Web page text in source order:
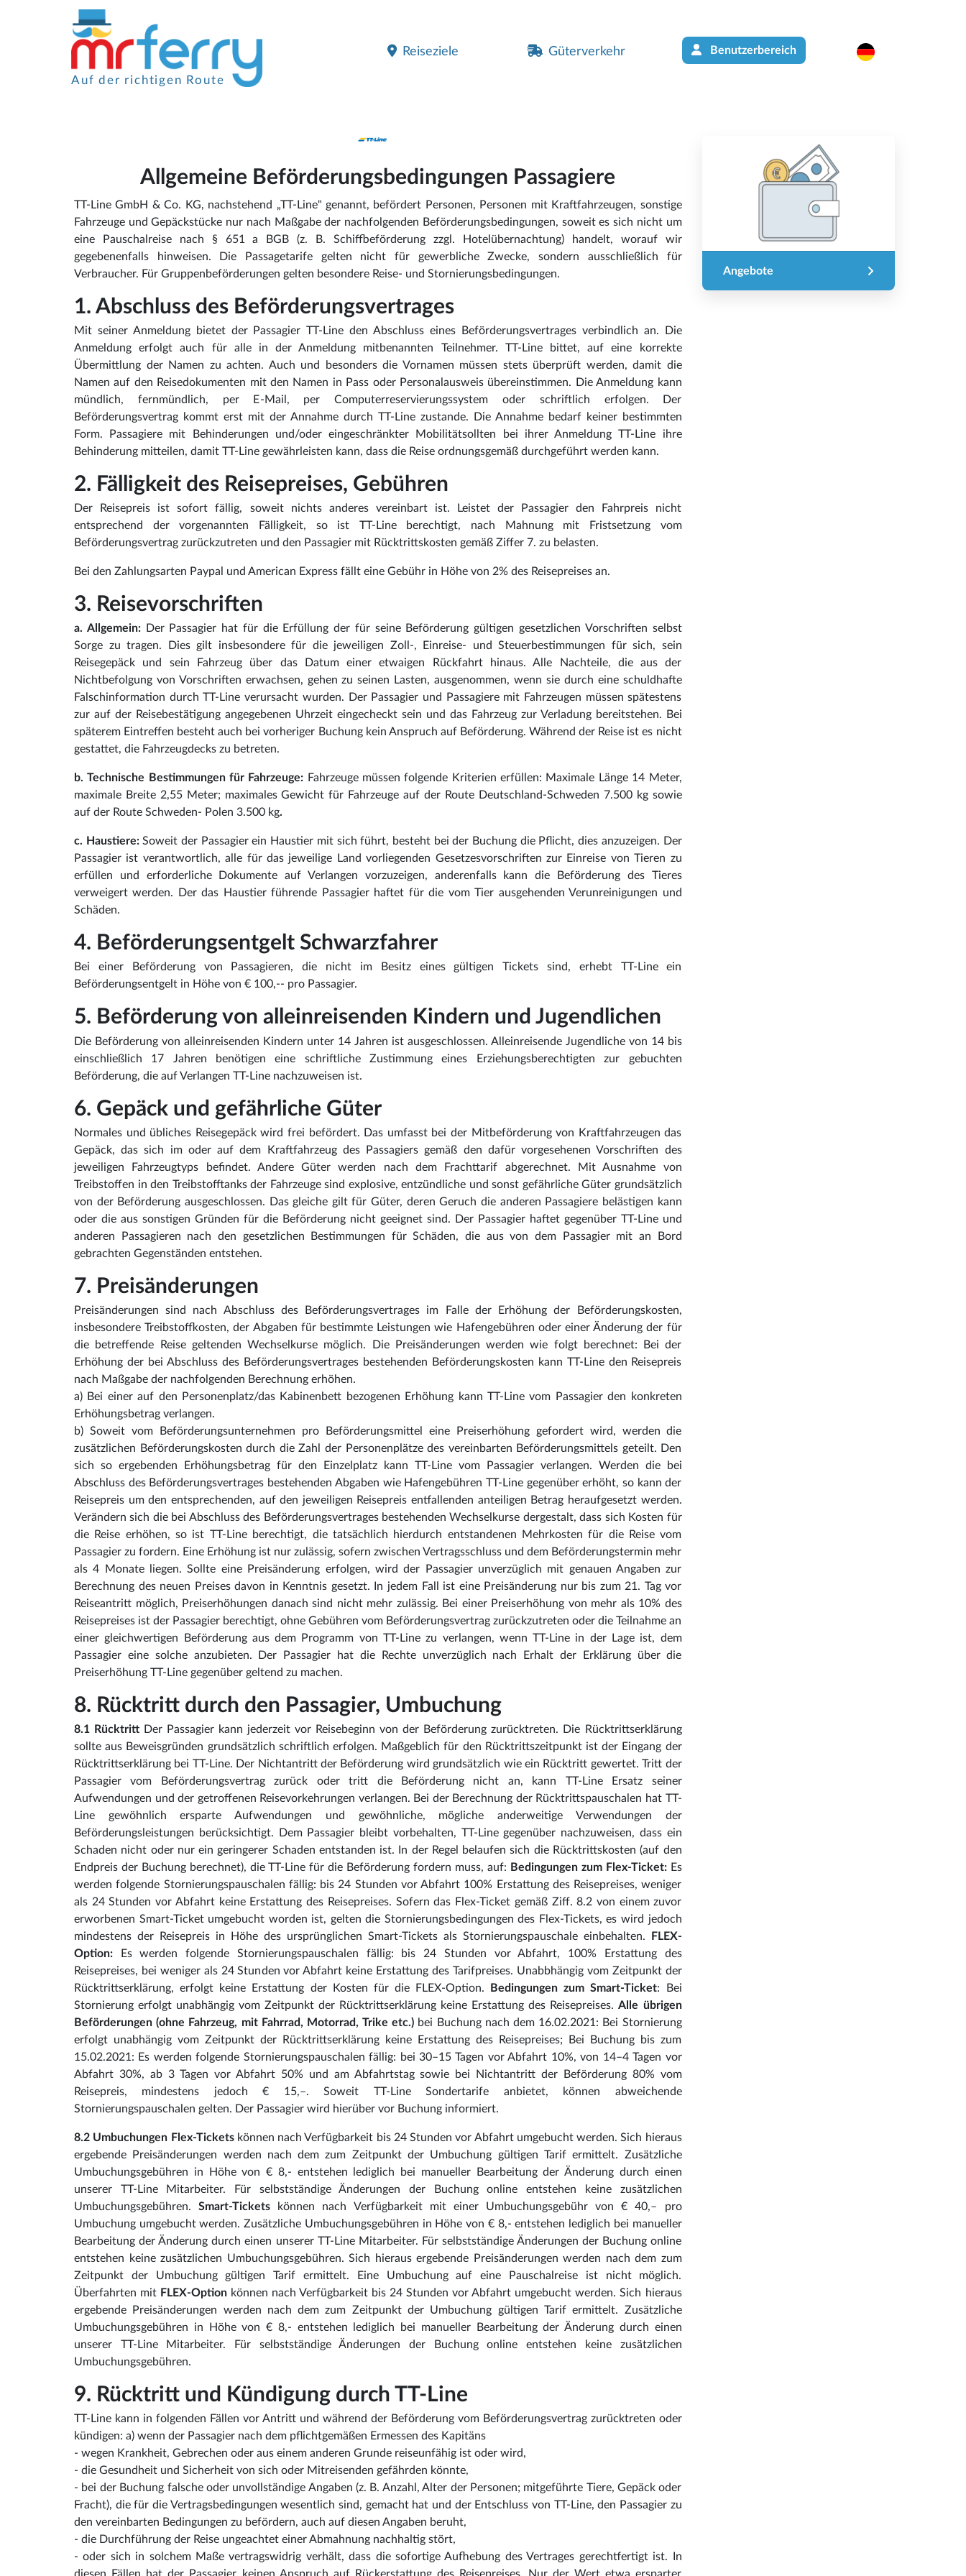
Auf der richtigen Route
Reiseziele Güterverkehr Benutzerbereich
Allgemeine Beförderungsbedingungen Passagiere
TT-Line GmbH & Co. KG, nachstehend „TT-Line" genannt, befördert Personen, Personen mit Kraftfahrzeugen, sonstige
Fahrzeuge und Gepäckstücke nur nach Maßgabe der nachfolgenden Beförderungsbedingungen, soweit es sich nicht um
eine Pauschalreise nach § 651 a BGB (z. B. Schiffbeförderung zzgl. Hotelübernachtung) handelt, worauf wir
gegebenenfalls hinweisen. Die Passagetarife gelten nicht für gewerbliche Zwecke, sondern ausschließlich für
Verbraucher. Für Gruppenbeförderungen gelten besondere Reise- und Stornierungsbedingungen.
1. Abschluss des Beförderungsvertrages
Mit seiner Anmeldung bietet der Passagier TT-Line den Abschluss eines Beförderungsvertrages verbindlich an. Die
Anmeldung erfolgt auch für alle in der Anmeldung mitbenannten Teilnehmer. TT-Line bittet, auf eine korrekte
Übermittlung der Namen zu achten. Auch und besonders die Vornamen müssen stets überprüft werden, damit die
Namen auf den Reisedokumenten mit den Namen in Pass oder Personalausweis übereinstimmen. Die Anmeldung kann
mündlich, fernmündlich, per E-Mail, per Computerreservierungssystem oder schriftlich erfolgen. Der
Beförderungsvertrag kommt erst mit der Annahme durch TT-Line zustande. Die Annahme bedarf keiner bestimmten
Form. Passagiere mit Behinderungen und/oder eingeschränkter Mobilitätsollten bei ihrer Anmeldung TT-Line ihre
Behinderung mitteilen, damit TT-Line gewährleisten kann, dass die Reise ordnungsgemäß durchgeführt werden kann.
2. Fälligkeit des Reisepreises, Gebühren
Der Reisepreis ist sofort fällig, soweit nichts anderes vereinbart ist. Leistet der Passagier den Fahrpreis nicht
entsprechend der vorgenannten Fälligkeit, so ist TT-Line berechtigt, nach Mahnung mit Fristsetzung vom
Beförderungsvertrag zurückzutreten und den Passagier mit Rücktrittskosten gemäß Ziffer 7. zu belasten.
Bei den Zahlungsarten Paypal und American Express fällt eine Gebühr in Höhe von 2% des Reisepreises an.
3. Reisevorschriften
a. Allgemein:
Der Passagier hat für die Erfüllung der für seine Beförderung gültigen gesetzlichen Vorschriften selbst
Sorge zu tragen. Dies gilt insbesondere für die jeweiligen Zoll-, Einreise- und Steuerbestimmungen für sich, sein
Reisegepäck und sein Fahrzeug über das Datum einer etwaigen Rückfahrt hinaus. Alle Nachteile, die aus der
Nichtbefolgung von Vorschriften erwachsen, gehen zu seinen Lasten, ausgenommen, wenn sie durch eine schuldhafte
Falschinformation durch TT-Line verursacht wurden. Der Passagier und Passagiere mit Fahrzeugen müssen spätestens
zur auf der Reisebestätigung angegebenen Uhrzeit eingecheckt sein und das Fahrzeug zur Verladung bereitstehen. Bei
späterem Eintreffen besteht auch bei vorheriger Buchung kein Anspruch auf Beförderung. Während der Reise ist es nicht
gestattet, die Fahrzeugdecks zu betreten.
b. Technische Bestimmungen für Fahrzeuge: Fahrzeuge müssen folgende Kriterien erfüllen: Maximale Länge 14 Meter,
maximale Breite 2,55 Meter; maximales Gewicht für Fahrzeuge auf der Route Deutschland-Schweden 7.500 kg sowie
auf der Route Schweden- Polen 3.500 kg.
c. Haustiere:Soweit der Passagier ein Haustier mit sich führt, besteht bei der Buchung die Pflicht, dies anzuzeigen. Der
Passagier ist verantwortlich, alle für das jeweilige Land vorliegenden Gesetzesvorschriften zur Einreise von Tieren zu
erfüllen und erforderliche Dokumente auf Verlangen vorzuzeigen, anderenfalls kann die Beförderung des Tieres
verweigert werden. Der das Haustier führende Passagier haftet für die vom Tier ausgehenden Verunreinigungen und
Schäden.
4. Beförderungsentgelt Schwarzfahrer
Bei einer Beförderung von Passagieren, die nicht im Besitz eines gültigen Tickets sind, erhebt TT-Line ein
Beförderungsentgelt in Höhe von € 100,-- pro Passagier.
5. Beförderung von alleinreisenden Kindern und Jugendlichen
Die Beförderung von alleinreisenden Kindern unter 14 Jahren ist ausgeschlossen. Alleinreisende Jugendliche von 14 bis
einschließlich 17 Jahren benötigen eine schriftliche Zustimmung eines Erziehungsberechtigten zur gebuchten
Beförderung, die auf Verlangen TT-Line nachzuweisen ist.
6. Gepäck und gefährliche Güter
Normales und übliches Reisegepäck wird frei befördert. Das umfasst bei der Mitbeförderung von Kraftfahrzeugen das
Gepäck, das sich im oder auf dem Kraftfahrzeug des Passagiers gemäß den dafür vorgesehenen Vorschriften des
jeweiligen Fahrzeugtyps befindet. Andere Güter werden nach dem Frachttarif abgerechnet. Mit Ausnahme von
Treibstoffen in den Treibstofftanks der Fahrzeuge sind explosive, entzündliche und sonst gefährliche Güter grundsätzlich
von der Beförderung ausgeschlossen. Das gleiche gilt für Güter, deren Geruch die anderen Passagiere belästigen kann
oder die aus sonstigen Gründen für die Beförderung nicht geeignet sind. Der Passagier haftet gegenüber TT-Line und
anderen Passagieren nach den gesetzlichen Bestimmungen für Schäden, die aus von dem Passagier mit an Bord
gebrachten Gegenständen entstehen.
7. Preisänderungen
Preisänderungen sind nach Abschluss des Beförderungsvertrages im Falle der Erhöhung der Beförderungskosten,
insbesondere Treibstoffkosten, der Abgaben für bestimmte Leistungen wie Hafengebühren oder einer Änderung der für
die betreffende Reise geltenden Wechselkurse möglich. Die Preisänderungen werden wie folgt berechnet: Bei der
Erhöhung der bei Abschluss des Beförderungsvertrages bestehenden Beförderungskosten kann TT-Line den Reisepreis
nach Maßgabe der nachfolgenden Berechnung erhöhen.
a) Bei einer auf den Personenplatz/das Kabinenbett bezogenen Erhöhung kann TT-Line vom Passagier den konkreten
Erhöhungsbetrag verlangen.
b) Soweit vom Beförderungsunternehmen pro Beförderungsmittel eine Preiserhöhung gefordert wird, werden die
zusätzlichen Beförderungskosten durch die Zahl der Personenplätze des vereinbarten Beförderungsmittels geteilt. Den
sich so ergebenden Erhöhungsbetrag für den Einzelplatz kann TT-Line vom Passagier verlangen. Werden die bei
Abschluss des Beförderungsvertrages bestehenden Abgaben wie Hafengebühren TT-Line gegenüber erhöht, so kann der
Reisepreis um den entsprechenden, auf den jeweiligen Reisepreis entfallenden anteiligen Betrag heraufgesetzt werden.
Verändern sich die bei Abschluss des Beförderungsvertrages bestehenden Wechselkurse dergestalt, dass sich Kosten für
die Reise erhöhen, so ist TT-Line berechtigt, die tatsächlich hierdurch entstandenen Mehrkosten für die Reise vom
Passagier zu fordern. Eine Erhöhung ist nur zulässig, sofern zwischen Vertragsschluss und dem Beförderungstermin mehr
als 4 Monate liegen. Sollte eine Preisänderung erfolgen, wird der Passagier unverzüglich mit genauen Angaben zur
Berechnung des neuen Preises davon in Kenntnis gesetzt. In jedem Fall ist eine Preisänderung nur bis zum 21. Tag vor
Reiseantritt möglich, Preiserhöhungen danach sind nicht mehr zulässig. Bei einer Preiserhöhung von mehr als 10% des
Reisepreises ist der Passagier berechtigt, ohne Gebühren vom Beförderungsvertrag zurückzutreten oder die Teilnahme an
einer gleichwertigen Beförderung aus dem Programm von TT-Line zu verlangen, wenn TT-Line in der Lage ist, dem
Passagier eine solche anzubieten. Der Passagier hat die Rechte unverzüglich nach Erhalt der Erklärung über die
Preiserhöhung TT-Line gegenüber geltend zu machen.
8. Rücktritt durch den Passagier, Umbuchung
8.1 Rücktritt Der Passagier kann jederzeit vor Reisebeginn von der Beförderung zurücktreten. Die Rücktrittserklärung
sollte aus Beweisgründen grundsätzlich schriftlich erfolgen. Maßgeblich für den Rücktrittszeitpunkt ist der Eingang der
Rücktrittserklärung bei TT-Line. Der Nichtantritt der Beförderung wird grundsätzlich wie ein Rücktritt gewertet. Tritt der
Passagier vom Beförderungsvertrag zurück oder tritt die Beförderung nicht an, kann TT-Line Ersatz seiner
Aufwendungen und der getroffenen Reisevorkehrungen verlangen. Bei der Berechnung der Rücktrittspauschalen hat TT-
Line gewöhnlich ersparte Aufwendungen und gewöhnliche, mögliche anderweitige Verwendungen der
Beförderungsleistungen berücksichtigt. Dem Passagier bleibt vorbehalten, TT-Line gegenüber nachzuweisen, dass ein
Schaden nicht oder nur ein geringerer Schaden entstanden ist. In der Regel belaufen sich die Rücktrittskosten (auf den
Endpreis der Buchung berechnet), die TT-Line für die Beförderung fordern muss, auf: Bedingungen zum Flex-Ticket:Es
werden folgende Stornierungspauschalen fällig: bis 24 Stunden vor Abfahrt 100% Erstattung des Reisepreises, weniger
als 24 Stunden vor Abfahrt keine Erstattung des Reisepreises. Sofern das Flex-Ticket gemäß Ziff. 8.2 von einem zuvor
erworbenen Smart-Ticket umgebucht worden ist, gelten die Stornierungsbedingungen des Flex-Tickets, es wird jedoch
mindestens der Reisepreis in Höhe des ursprünglichen Smart-Tickets als Stornierungspauschale einbehalten.
FLEX-
Option: Es werden folgende Stornierungspauschalen fällig: bis 24 Stunden vor Abfahrt, 100% Erstattung des
Reisepreises, bei weniger als 24 Stunden vor Abfahrt keine Erstattung des Tarifpreises. Unabbhängig vom Zeitpunkt der
Rücktrittserklärung, erfolgt keine Erstattung der Kosten für die FLEX-Option.
Bedingungen zum Smart-Ticket: Bei
Stornierung erfolgt unabhängig vom Zeitpunkt der Rücktrittserklärung keine Erstattung des Reisepreises.Alle übrigen
Beförderungen (ohne Fahrzeug, mit Fahrrad, Motorrad, Trike etc.) bei Buchung nach dem 16.02.2021: Bei Stornierung
erfolgt unabhängig vom Zeitpunkt der Rücktrittserklärung keine Erstattung des Reisepreises; Bei Buchung bis zum
15.02.2021: Es werden folgende Stornierungspauschalen fällig: bei 30–15 Tagen vor Abfahrt 10%, von 14–4 Tagen vor
Abfahrt 30%, ab 3 Tagen vor Abfahrt 50% und am Abfahrtstag sowie bei Nichtantritt der Beförderung 80% vom
Reisepreis, mindestens jedoch € 15,–. Soweit TT-Line Sondertarife anbietet, können abweichende
Stornierungspauschalen gelten. Der Passagier wird hierüber vor Buchung informiert.
8.2 Umbuchungen Flex-Ticketskönnen nach Verfügbarkeit bis 24 Stunden vor Abfahrt umgebucht werden. Sich hieraus
ergebende Preisänderungen werden nach dem zum Zeitpunkt der Umbuchung gültigen Tarif ermittelt. Zusätzliche
Umbuchungsgebühren in Höhe von € 8,- entstehen lediglich bei manueller Bearbeitung der Änderung durch einen
unserer TT-Line Mitarbeiter. Für selbstständige Änderungen der Buchung online entstehen keine zusätzlichen
Umbuchungsgebühren.Smart-Tickets können nach Verfügbarkeit mit einer Umbuchungsgebühr von € 40,– pro
Umbuchung umgebucht werden. Zusätzliche Umbuchungsgebühren in Höhe von € 8,- entstehen lediglich bei manueller
Bearbeitung der Änderung durch einen unserer TT-Line Mitarbeiter. Für selbstständige Änderungen der Buchung online
entstehen keine zusätzlichen Umbuchungsgebühren. Sich hieraus ergebende Preisänderungen werden nach dem zum
Zeitpunkt der Umbuchung gültigen Tarif ermittelt. Eine Umbuchung auf eine Pauschalreise ist nicht möglich.
Überfahrten mit FLEX-Option können nach Verfügbarkeit bis 24 Stunden vor Abfahrt umgebucht werden. Sich hieraus
ergebende Preisänderungen werden nach dem zum Zeitpunkt der Umbuchung gültigen Tarif ermittelt. Zusätzliche
Umbuchungsgebühren in Höhe von € 8,- entstehen lediglich bei manueller Bearbeitung der Änderung durch einen
unserer TT-Line Mitarbeiter. Für selbstständige Änderungen der Buchung online entstehen keine zusätzlichen
Umbuchungsgebühren.
9. Rücktritt und Kündigung durch TT-Line
TT-Line kann in folgenden Fällen vor Antritt und während der Beförderung vom Beförderungsvertrag zurücktreten oder
kündigen: a) wenn der Passagier nach dem pflichtgemäßen Ermessen des Kapitäns
- wegen Krankheit, Gebrechen oder aus einem anderen Grunde reiseunfähig ist oder wird,
- die Gesundheit und Sicherheit von sich oder Mitreisenden gefährden könnte,
- bei der Buchung falsche oder unvollständige Angaben (z. B. Anzahl, Alter der Personen; mitgeführte Tiere, Gepäck oder
Fracht), die für die Vertragsbedingungen wesentlich sind, gemacht hat und der Entschluss von TT-Line, den Passagier zu
den vereinbarten Bedingungen zu befördern, auch auf diesen Angaben beruht,
- die Durchführung der Reise ungeachtet einer Abmahnung nachhaltig stört,
- oder sich in solchem Maße vertragswidrig verhält, dass die sofortige Aufhebung des Vertrages gerechtfertigt ist. In
Angebote